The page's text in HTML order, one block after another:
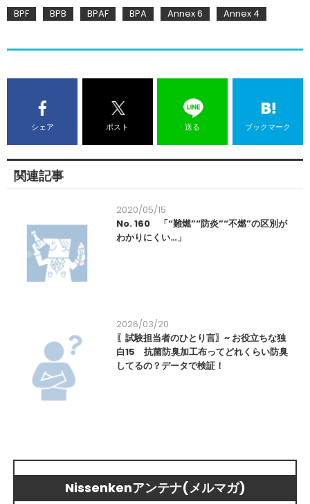
BPF
BPB BPAF BPA Annex 6 Annex 4
シェア ポスト 送る ブックマーク
関連記事
2020/05/15
No. 160 「“難燃”“防炎”“不燃”の区別が
わかりにくい…」
2026/03/20
〖試験担当者のひとり言〗~ お役立ちな独
白15 抗菌防臭加工布ってどれくらい防臭
してるの？データで検証！
Nissenkenアンテナ(メルマガ)